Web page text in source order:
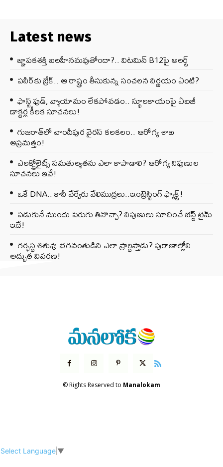
Latest news
జ్ఞాపకశక్తి బలహీనమవుతోందా?.. విటమిన్ B12పై అలర్ట్
పనీర్‌కు బ్రేక్.. ఆ రాష్ట్రం తీసుకున్న సంచలన నిర్ణయం ఏంటి?
ఫాస్ట్ ఫుడ్, వ్యాయామం లేకపోవడం.. స్థూలకాయంపై ఏఐజీ
డాక్టర్ల కీలక సూచనలు!
గుజరాత్‌లో చాందీపుర వైరస్ కలకలం.. ఆరోగ్య శాఖ
అప్రమత్తం!
ఎలక్ట్రోలైట్స్ సమతుల్యతను ఎలా కాపాడాలి? ఆరోగ్య నిపుణుల
సూచనలు ఇవే!
ఒకే DNA.. కానీ వేర్వేరు వేలిముద్రలు..ఇంట్రెస్టింగ్ ఫ్యాక్ట్!
పడుకునే ముందు పెరుగు తినొచ్చా? నిపుణులు సూచించే బెస్ట్ టైమ్
ఇదే!
గర్భస్థ శిశువు భగవంతుడిని ఎలా ప్రార్థిస్తాడు? పురాణాల్లోని
అద్భుత వివరణ!
© Rights Reserved to Manalokam
Select Language ▼